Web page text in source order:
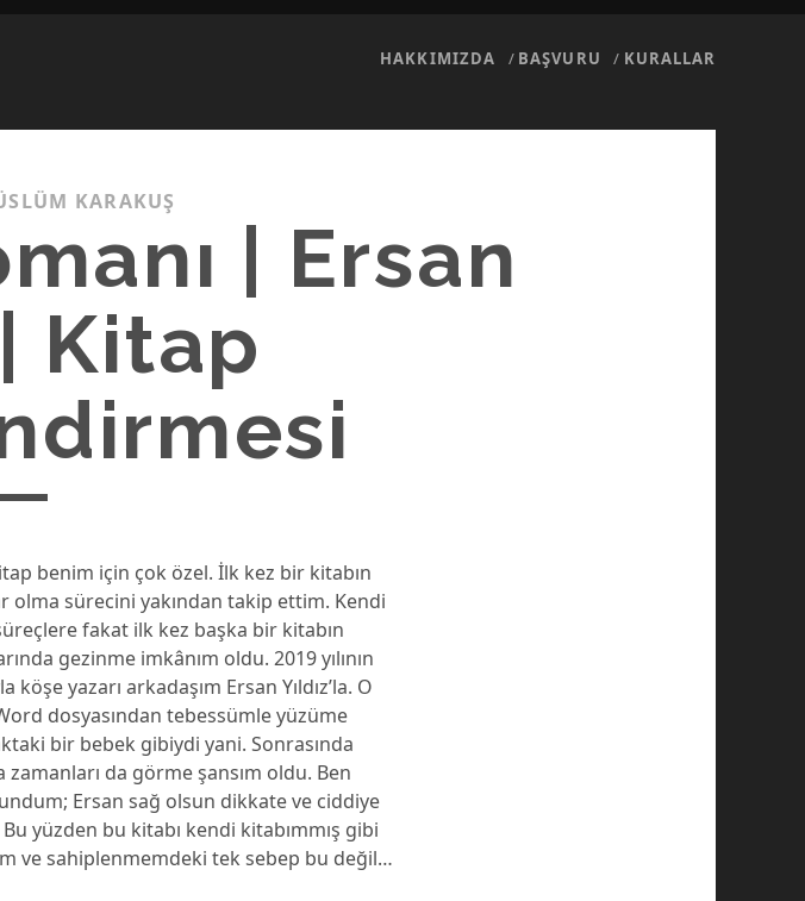
HAKKIMIZDA BAŞVURU KURALLAR
KARAKUŞ
| Ersan
Kitap
benim için çok özel. İlk kez bir kitabın
olma sürecini yakından takip ettim. Kendi
fakat ilk kez başka bir kitabın
gezinme imkânım oldu. 2019 yılının
köşe yazarı arkadaşım Ersan Yıldız’la. O
dosyasından tebessümle yüzüme
bir bebek gibiydi yani. Sonrasında
da görme şansım oldu. Ben
Ersan sağ olsun dikkate ve ciddiye
yüzden bu kitabı kendi kitabımmış gibi
ve sahiplenmemdeki tek sebep bu değil…